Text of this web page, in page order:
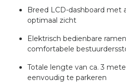
Breed LCD-dashboard met
optimaal zicht
Elektrisch bedienbare
comfortabele
Totale lengte van ca. 3
eenvoudig te parkeren